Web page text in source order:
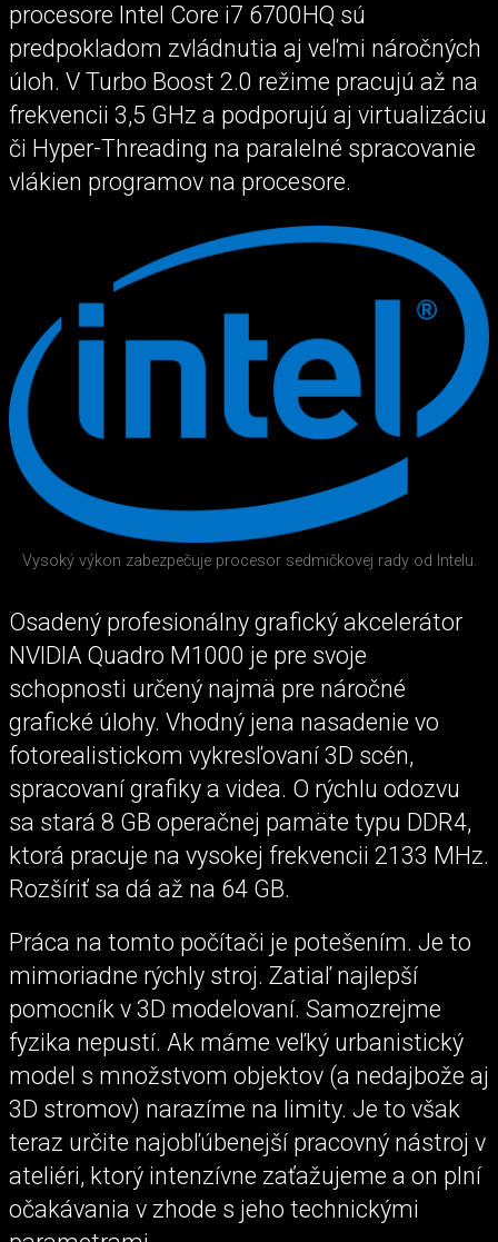
procesore Intel Core i7 6700HQ sú
predpokladom zvládnutia aj veľmi náročných
úloh. V Turbo Boost 2.0 režime pracujú až na
frekvencii 3,5 GHz a podporujú aj virtualizáciu
či Hyper-Threading na paralelné spracovanie
vlákien programov na procesore.
Vysoký výkon zabezpečuje procesor sedmičkovej rady od Intelu.
Osadený profesionálny grafický akcelerátor
NVIDIA Quadro M1000 je pre svoje
schopnosti určený najmä pre náročné
grafické úlohy. Vhodný jena nasadenie vo
fotorealistickom vykresľovaní 3D scén,
spracovaní grafiky a videa. O rýchlu odozvu
sa stará 8 GB operačnej pamäte typu DDR4,
ktorá pracuje na vysokej frekvencii 2133 MHz.
Rozšíriť sa dá až na 64 GB.
Práca na tomto počítači je potešením. Je to
mimoriadne rýchly stroj. Zatiaľ najlepší
pomocník v 3D modelovaní. Samozrejme
fyzika nepustí. Ak máme veľký urbanistický
model s množstvom objektov (a nedajbože aj
3D stromov) narazíme na limity. Je to však
teraz určite najobľúbenejší pracovný nástroj v
ateliéri, ktorý intenzívne zaťažujeme a on plní
očakávania v zhode s jeho technickými